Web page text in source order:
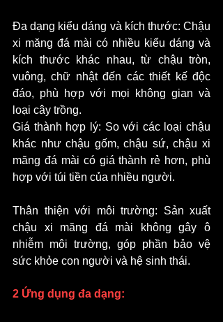
Đa dạng kiểu dáng và kích thước: Chậu
xi măng đá mài có nhiều kiểu dáng và
kích thước khác nhau, từ chậu tròn,
vuông, chữ nhật đến các thiết kế độc
đáo, phù hợp với mọi không gian và
loại cây trồng.
Giá thành hợp lý: So với các loại chậu
khác như chậu gốm, chậu sứ, chậu xi
măng đá mài có giá thành rẻ hơn, phù
hợp với túi tiền của nhiều người.
Thân thiện với môi trường: Sản xuất
chậu xi măng đá mài không gây ô
nhiễm môi trường, góp phần bảo vệ
sức khỏe con người và hệ sinh thái.
2 Ứng dụng đa dạng: